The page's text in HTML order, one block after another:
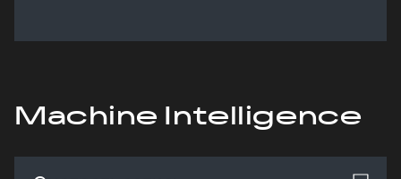
Machine Intelligence